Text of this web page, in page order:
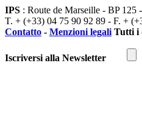
IPS : Route de Marseille - BP
T. + (+33) 04 75 90 92 89 - F. +
Contatto - Menzioni legali Tutti i
Iscriversi alla Newsletter